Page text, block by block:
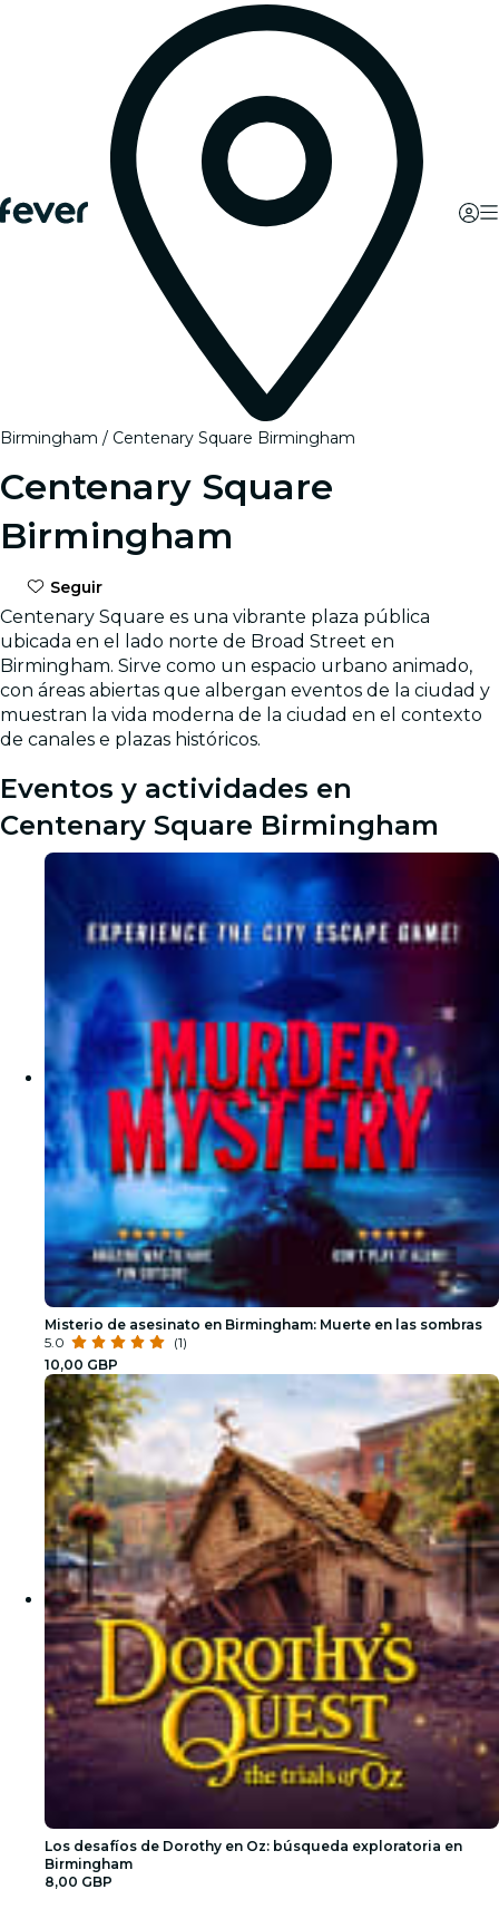
Birmingham Centenary Square Birmingham
Centenary Square
Birmingham
Seguir
Centenary Square es una vibrante plaza pública
ubicada en el lado norte de Broad Street en
Birmingham. Sirve como un espacio urbano animado,
con áreas abiertas que albergan eventos de la ciudad y
muestran la vida moderna de la ciudad en el contexto
de canales e plazas históricos.
Eventos y actividades en
Centenary Square Birmingham
Misterio de asesinato en Birmingham: Muerte en las sombras
5.0
(1)
10,00 GBP
Los desafíos de Dorothy en Oz: búsqueda exploratoria en
Birmingham
8,00 GBP